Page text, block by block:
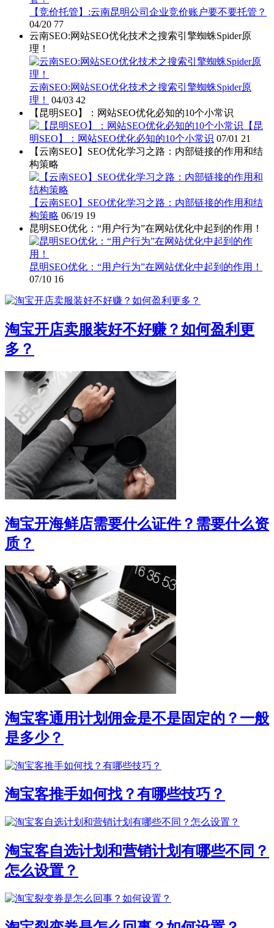
【竞价托管】:云南昆明公司企业竞价账户要不要托管？
04/20 77
云南SEO:网站SEO优化技术之搜索引擎蜘蛛Spider原
理！
云南SEO:网站SEO优化技术之搜索引擎蜘蛛Spider原
理！
04/03 42
【昆明SEO】：网站SEO优化必知的10个小常识
【昆
明SEO】：网站SEO优化必知的10个小常识 07/01 21
【云南SEO】SEO优化学习之路：内部链接的作用和结
构策略
【云南SEO】SEO优化学习之路：内部链接的作用和结
构策略 06/19 19
昆明SEO优化：“用户行为”在网站优化中起到的作用！
昆明SEO优化：“用户行为”在网站优化中起到的作用！
07/10 16
淘宝开店卖服装好不好赚？如何盈利更
多？
淘宝开海鲜店需要什么证件？需要什么资
质？
淘宝客通用计划佣金是不是固定的？一般
是多少？
淘宝客推手如何找？有哪些技巧？
淘宝客自选计划和营销计划有哪些不同？
怎么设置？